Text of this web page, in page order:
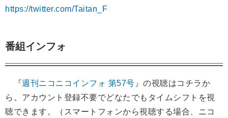
https://twitter.com/Taitan_F
番組インフォ
『週刊ニコニコインフォ 第57号 』の視聴はコチラか
ら。アカウント登録不要でどなたでもタイムシフトを視
聴できます。（スマートフォンから視聴する場合、ニコ